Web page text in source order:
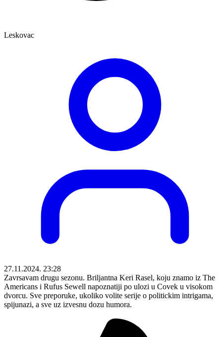
Leskovac
27.11.2024. 23:28
Zavrsavam drugu sezonu. Briljantna Keri Rasel, koju znamo iz The
Americans i Rufus Sewell napoznatiji po ulozi u Covek u visokom
dvorcu. Sve preporuke, ukoliko volite serije o politickim intrigama,
spijunazi, a sve uz izvesnu dozu humora.